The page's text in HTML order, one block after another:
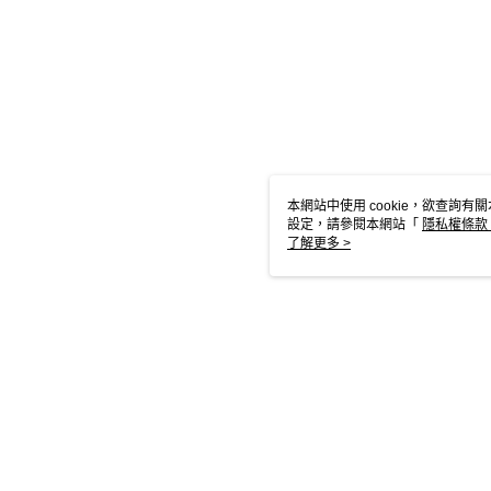
本網站中使用 cookie，欲查詢有
設定，請參閱本網站「 隱私權條款
使用 cookie。
了解更多 >